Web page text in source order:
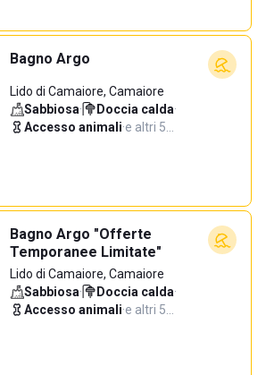
Bagno Argo
Lido di Camaiore, Camaiore
Sabbiosa· Doccia calda·
Accesso animali·e altri 5…
Bagno Argo "Offerte
Temporanee Limitate"
Lido di Camaiore, Camaiore
Sabbiosa· Doccia calda·
Accesso animali·e altri 5…